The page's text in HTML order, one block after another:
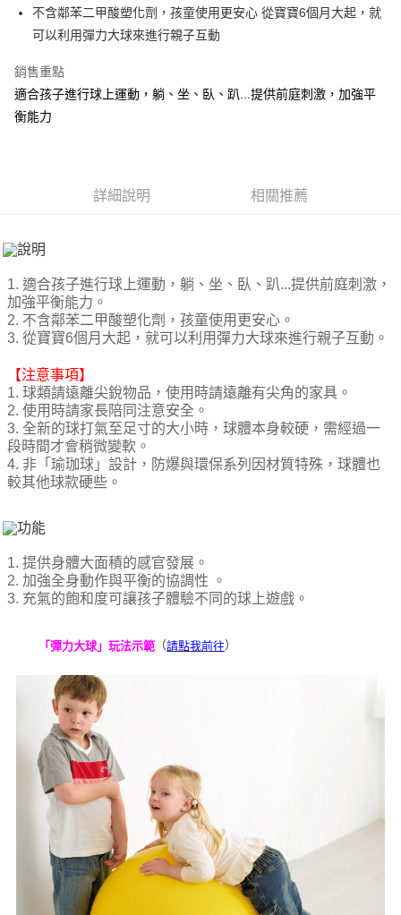
街口支付
悠遊付
Google Pay
AFTEE先享後付
１．簡單：不需註冊會員、不需綁卡、不需儲值。
１．於結帳方式選擇「AFTEE先享後付」後，將跳轉至「AFTEE先享後付」
結帳頁面，進行簡訊認證並確認金額後，即可完成結帳。
２．訂單成立數日內，您將收到繳費通知簡訊。
３．收到繳費通知簡訊後14天內，點擊此簡訊中的連結，可透過四大超商／
ATM／網路銀行／等多元方式進行付款，方視為交易完成。
購買商品的店家。未經商家同意取消之訂單仍視為有效，需透過AFTEE先享
後付繳納相關費用。
※ 交易是否成功請以「AFTEE先享後付 」之結帳頁面顯示為準，若有關於
是否繳費成功／繳費後需取消欲退款等相關疑問，請聯繫「AFTEE先享後付
客戶支援中心」https://netprotections.freshdesk.com/support/home
【注意事項】
１．透過由恩沛科技股份有限公司提供之「AFTEE先享後付」服務完成之交
權轉讓予恩沛科技股份有限公司。
２．關於個人資料處理事宜，請瀏覽以下網址：
https://aftee.tw/terms/#terms3
３．未成年的使用者請事先徵得法定代理人或監護人之同意方可使用
「AFTEE先享後付」，若未經同意申辦者引起之損失，本公司不負相關責
任。
請求用戶進行身份認證。
恩沛科技股份有限公司將有權停止該用戶之使用額度並採取法律行動。
每筆NT$80，滿NT$499(含以上)免運費
付款後7-11取貨
每筆NT$80，滿NT$499(含以上)免運費
每筆NT$100，滿NT$499(含以上)免運費
不含鄰苯二甲酸塑化劑，孩童使用更安心 從寶寶6個月大起，就
可以利用彈力大球來進行親子互動
銷售重點
適合孩子進行球上運動，躺、坐、臥、趴...提供前庭刺激，加強平
衡能力
詳細說明 相關推薦
1. 適合孩子進行球上運動，躺、坐、臥、趴...提供前庭刺激，
加強平衡能力。
2. 不含鄰苯二甲酸塑化劑，孩童使用更安心。
3. 從寶寶6個月大起，就可以利用彈力大球來進行親子互動。
【注意事項】
1. 球類請遠離尖銳物品，使用時請遠離有尖角的家具。
2. 使用時請家長陪同注意安全。
3. 全新的球打氣至足寸的大小時，球體本身較硬，需經過一
段時間才會稍微變軟。
4. 非「瑜珈球」設計，防爆與環保系列因材質特殊，球體也
較其他球款硬些。
1. 提供身體大面積的感官發展。
2. 加強全身動作與平衡的協調性 。
3. 充氣的飽和度可讓孩子體驗不同的球上遊戲。
「彈力大球」玩法示範 （請點我前往）